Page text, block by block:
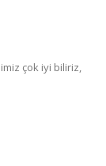
çok iyi biliriz,